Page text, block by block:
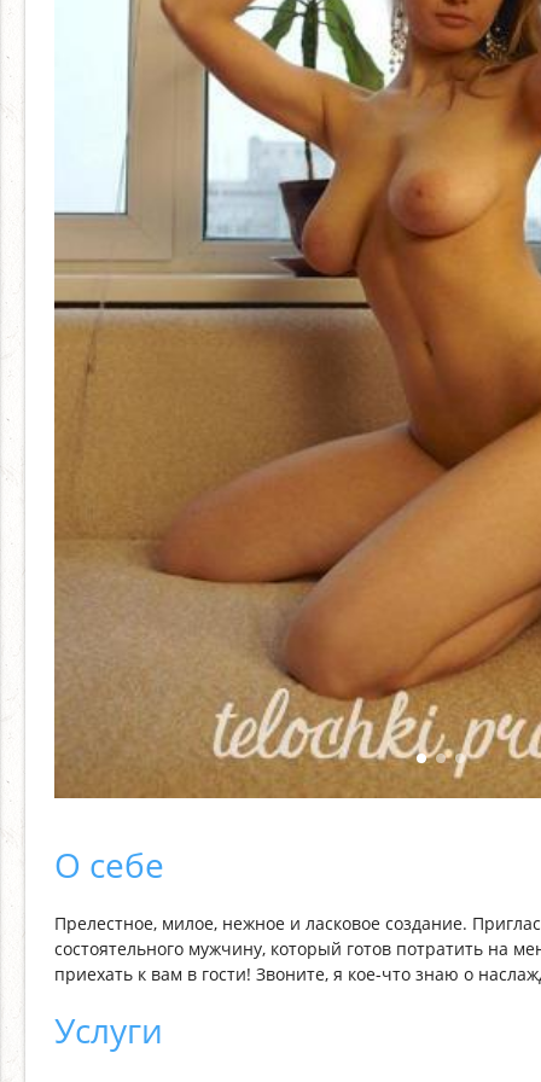
О себе
Прелестное, милое, нежное и ласковое создание.
состоятельного мужчину, который готов потратить на
приехать к вам в гости! Звоните, я кое-что знаю о
Услуги